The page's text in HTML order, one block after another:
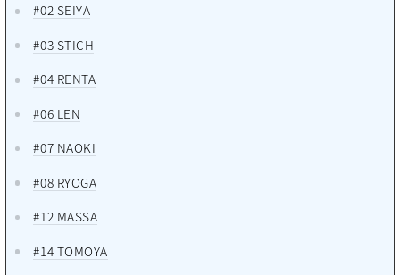
#02 SEIYA
#03 STICH
#04 RENTA
#06 LEN
#07 NAOKI
#08 RYOGA
#12 MASSA
#14 TOMOYA